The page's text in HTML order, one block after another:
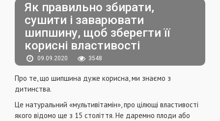
Як правильно збирати,
сушити і заварювати
шипшину, щоб зберегти її
корисні властивості
09.09.2020 3548
Про те, що шипшина дуже корисна, ми знаємо з
дитинства.
Це натуральний «мультивітамін», про цілющі властивості
якого відомо ще з 15 століття. Не даремно плоди або